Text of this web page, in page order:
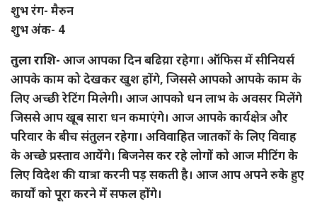
शुभ रंग- मैरुन
शुभ अंक- 4
तुला राशि- आज आपका दिन बढिय़ा रहेगा। ऑफिस में सीनियर्स
आपके काम को देखकर खुश होंगे, जिससे आपको आपके काम के
लिए अच्छी रेटिंग मिलेगी। आज आपको धन लाभ के अवसर मिलेंगे
जिससे आप खूब सारा धन कमाएंगे। आज आपके कार्यक्षेत्र और
परिवार के बीच संतुलन रहेगा। अविवाहित जातकों के लिए विवाह
के अच्छे प्रस्ताव आयेंगे। बिजनेस कर रहे लोगों को आज मीटिंग के
लिए विदेश की यात्रा करनी पड़ सकती है। आज आप अपने रुके हुए
कार्यों को पूरा करने में सफल होंगे।